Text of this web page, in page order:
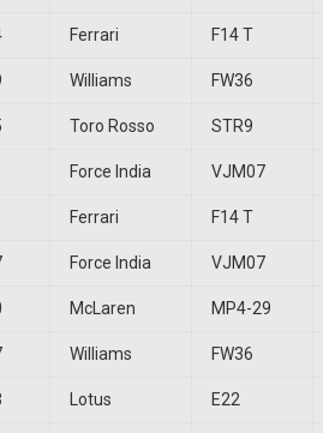
Ferrari F14 T
Williams FW36
Toro Rosso STR9
Force India VJM07
Ferrari F14 T
Force India VJM07
McLaren MP4-29
Williams FW36
Lotus E22